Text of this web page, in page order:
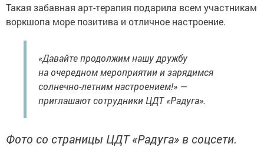
Такая забавная арт-терапия подарила всем участникам
воркшопа море позитива и отличное настроение.
«Давайте продолжим нашу дружбу
на очередном мероприятии и зарядимся
солнечно-летним настроением!» —
приглашают сотрудники ЦДТ «Радуга».
Фото со страницы ЦДТ «Радуга» в соцсети.